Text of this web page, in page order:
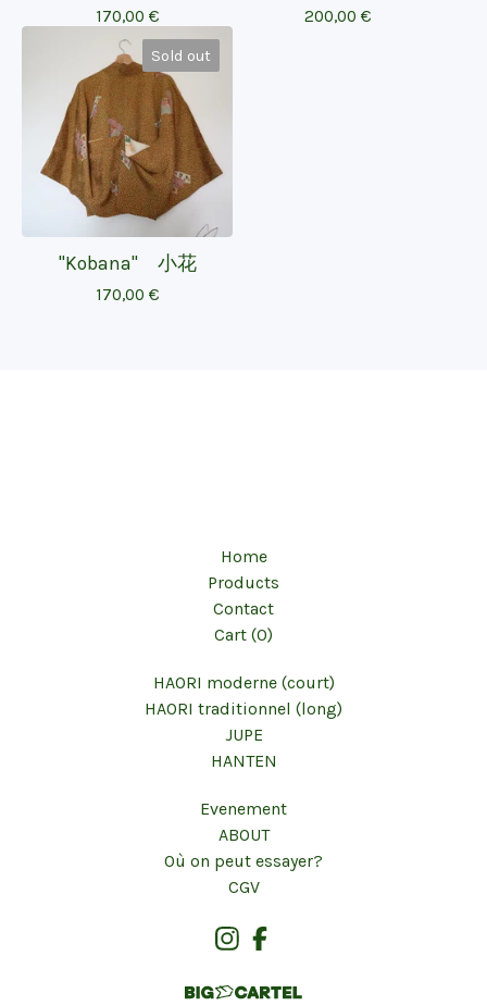
170,00 € 200,00 €
Sold out
"Kobana" 小花
170,00 €
Home
Products
Contact
Cart (0)
HAORI moderne (court)
HAORI traditionnel (long)
JUPE
HANTEN
Evenement
ABOUT
Où on peut essayer?
CGV